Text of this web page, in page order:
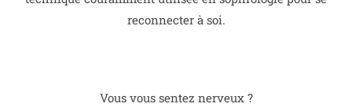
reconnecter à soi.
Vous vous sentez nerveux ?